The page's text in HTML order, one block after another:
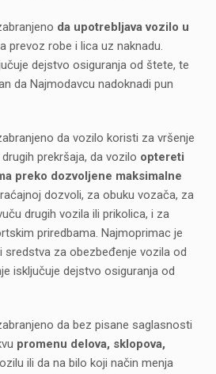
da upotrebljava vozilo u
prevoz robe i lica uz naknadu.
dejstvo osiguranja od štete, te
da Najmodavcu nadoknadi pun
da vozilo koristi za vršenje
prekršaja, da vozilo optereti
preko dozvoljene maksimalne
dozvoli, za obuku vozača, za
drugih vozila ili prikolica, i za
priredbama. Najmoprimac je
sredstva za obezbeđenje vozila od
isključuje dejstvo osiguranja od
da bez pisane saglasnosti
promenu delova, sklopova,
ili da na bilo koji način menja